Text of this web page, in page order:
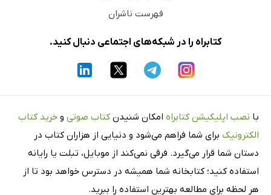
فهرست ناشران
کتابراه را در شبکه‌های اجتماعی دنبال کنید.
با نصب اپلیکیشن کتابراه امکان شنیدن کتاب صوتی و خرید کتاب
الکترونیک برای شما فراهم می‌شود و دنیایی از هزاران کتاب در
دستان شما قرار می‌گیرد. فرقی نمی‌کند از موبایل، تبلت یا رایانه
استفاده کنید؛ کتابخانه شما همیشه در دسترس خواهد بود تا از
هر لحظه برای مطالعه بهترین استفاده را ببرید.